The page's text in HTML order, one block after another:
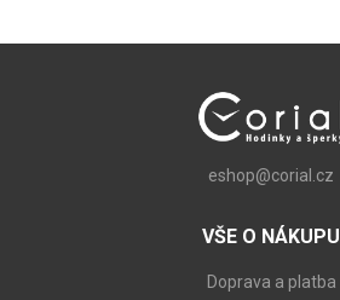
eshop@corial.cz
VŠE O NÁKUPU
Doprava a platba